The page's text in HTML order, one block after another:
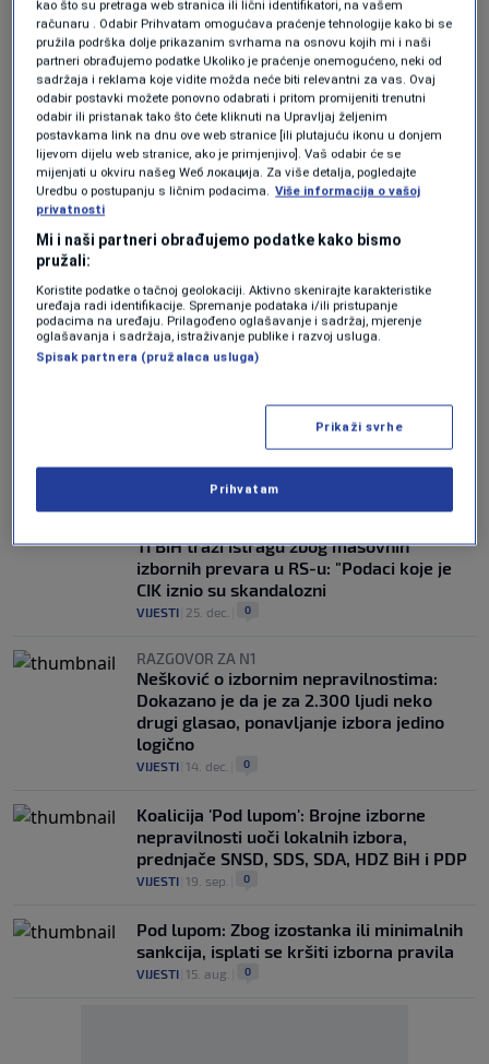
Ponovljeni izbori u Laktašima - građani
sumnjaju u manipulacije: "Nema druge
nego toljagom skidati ove. Smješkaju se
drsko i cinično"
VIJESTI|prije 2h| 0
PONOVLJENI IZBORI U RS
Laktaši: Kupovina glasova i druge izborne
nepravilnosti
TI BiH traži istragu zbog masovnih
izbornih prevara u RS-u: "Podaci koje je
CIK iznio su skandalozni
VIJESTI 25. dec. 0
RAZGOVOR ZA N1
Nešković o izbornim nepravilnostima:
Dokazano je da je za 2.300 ljudi neko
drugi glasao, ponavljanje izbora jedino
logično
VIJESTI 14. dec. 0
Koalicija 'Pod lupom': Brojne izborne
nepravilnosti uoči lokalnih izbora,
prednjače SNSD, SDS, SDA, HDZ BiH i PDP
VIJESTI 19. sep. 0
Pod lupom: Zbog izostanka ili minimalnih
sankcija, isplati se kršiti izborna pravila
VIJESTI 15. aug. 0
kao što su pretraga web stranica ili lični identifikatori, na vašem
računaru . Odabir Prihvatam omogućava praćenje tehnologije kako bi se
pružila podrška dolje prikazanim svrhama na osnovu kojih mi i naši
partneri obrađujemo podatke Ukoliko je praćenje onemogućeno, neki od
sadržaja i reklama koje vidite možda neće biti relevantni za vas. Ovaj
odabir postavki možete ponovno odabrati i pritom promijeniti trenutni
odabir ili pristanak tako što ćete kliknuti na Upravljaj željenim
postavkama link na dnu ove web stranice [ili plutajuću ikonu u donjem
lijevom dijelu web stranice, ako je primjenjivo]. Vaš odabir će se
mijenjati u okviru našeg Wеб локација. Za više detalja, pogledajte
Uredbu o postupanju s ličnim podacima. Više informacija o vašoj
privatnosti
Mi i naši partneri obrađujemo podatke kako bismo
pružali:
Koristite podatke o tačnoj geolokaciji. Aktivno skenirajte karakteristike
uređaja radi identifikacije. Spremanje podataka i/ili pristupanje
podacima na uređaju. Prilagođeno oglašavanje i sadržaj, mjerenje
oglašavanja i sadržaja, istraživanje publike i razvoj usluga.
Spisak partnera (pružalaca usluga)
Prikaži svrhe
Prihvatam